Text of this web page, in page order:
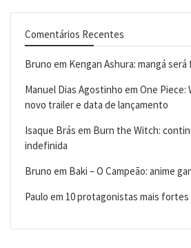
Comentários Recentes
Bruno em Kengan Ashura: mangá
Manuel Dias Agostinho em One Piece:
novo trailer e data de lançamento
Isaque Brás em Burn the Witch:
indefinida
Bruno em Baki – O Campeão: anime
Paulo em 10 protagonistas mais fortes